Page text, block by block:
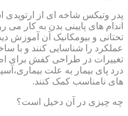
پدر وتیکس شاخه ای از
اندام های پایینی بدن به کار می
تحتانی و بیومکانیک آن آموزش
عملکرد را شناسایی کنند و
تغییرات در طراحی کفش برای
درد پای بیمار به علت
های نامناسب کمک کنند.
چه چیزی در آن دخیل است؟